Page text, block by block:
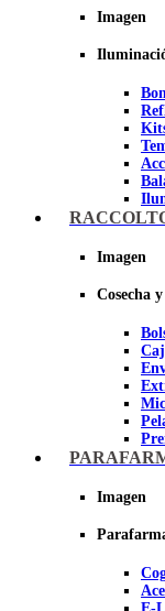
Imagen
Imagen
Cosecha
Imagen